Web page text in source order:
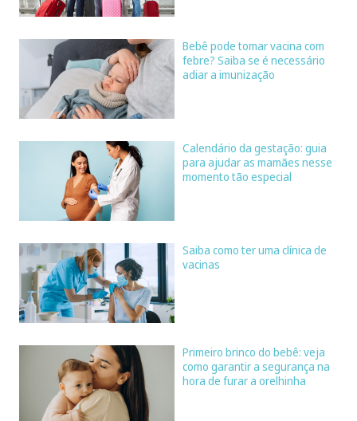
Bebê pode tomar vacina com
febre? Saiba se é necessário
adiar a imunização
Calendário da gestação: guia
para ajudar as mamães nesse
momento tão especial
Saiba como ter uma clínica de
vacinas
Primeiro brinco do bebê: veja
como garantir a segurança na
hora de furar a orelhinha